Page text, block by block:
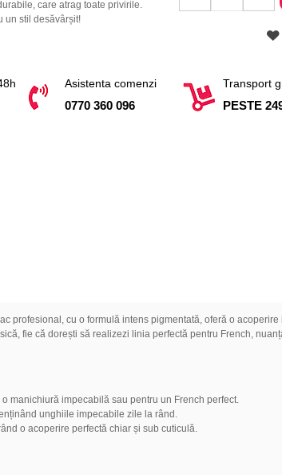
care atrag toate privirile.
un stil desăvârșit!
Asistenta comenzi
0770 360 096
Transport
PESTE
profesional, cu o formulă intens pigmentată, oferă o
fie că dorești să realizezi linia perfectă pentru French,
manichiură impecabilă sau pentru un French perfect.
unghiile impecabile zile la rând.
o acoperire perfectă chiar și sub cuticulă.